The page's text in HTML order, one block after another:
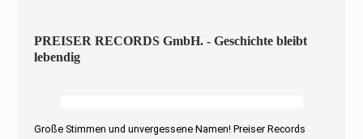
PREISER RECORDS GmbH. - Geschichte bleibt
lebendig
Große Stimmen und unvergessene Namen! Preiser Records